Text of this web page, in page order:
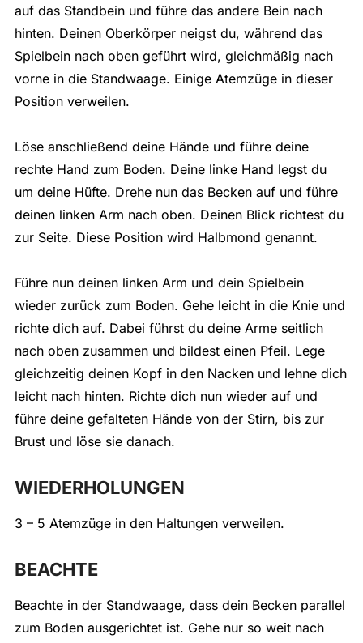
auf das Standbein und führe das andere Bein nach
hinten. Deinen Oberkörper neigst du, während das
Spielbein nach oben geführt wird, gleichmäßig nach
vorne in die Standwaage. Einige Atemzüge in dieser
Position verweilen.
Löse anschließend deine Hände und führe deine
rechte Hand zum Boden. Deine linke Hand legst du
um deine Hüfte. Drehe nun das Becken auf und führe
deinen linken Arm nach oben. Deinen Blick richtest du
zur Seite. Diese Position wird Halbmond genannt.
Führe nun deinen linken Arm und dein Spielbein
wieder zurück zum Boden. Gehe leicht in die Knie und
richte dich auf. Dabei führst du deine Arme seitlich
nach oben zusammen und bildest einen Pfeil. Lege
gleichzeitig deinen Kopf in den Nacken und lehne dich
leicht nach hinten. Richte dich nun wieder auf und
führe deine gefalteten Hände von der Stirn, bis zur
Brust und löse sie danach.
WIEDERHOLUNGEN
3 – 5 Atemzüge in den Haltungen verweilen.
BEACHTE
Beachte in der Standwaage, dass dein Becken parallel
zum Boden ausgerichtet ist. Gehe nur so weit nach